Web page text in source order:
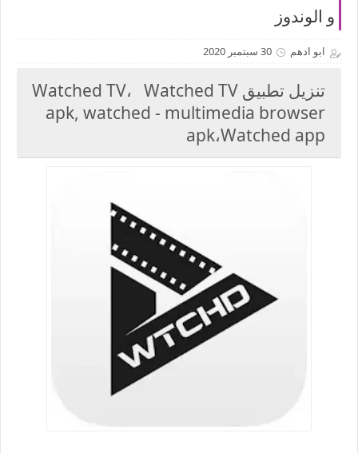
و الوندوز
ابو ادهم 30 سبتمبر 2020
تنزيل تطبيق Watched TV، Watched TV
apk, watched - multimedia browser
apk،Watched app